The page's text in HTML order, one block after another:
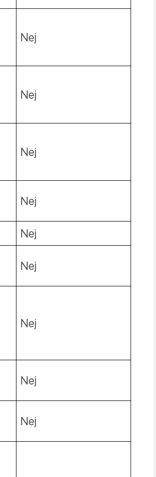
Nej
Nej
Nej
Nej
Nej
Nej
Nej
Nej
Nej